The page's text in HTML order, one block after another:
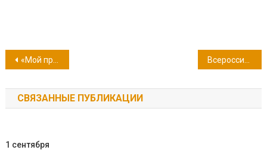
Навигация
по
записям
«Мой прадед героем себя не считает, но я имею взгляд на это свой…»
СВЯЗАННЫЕ ПУБЛИКАЦИИ
1 сентября